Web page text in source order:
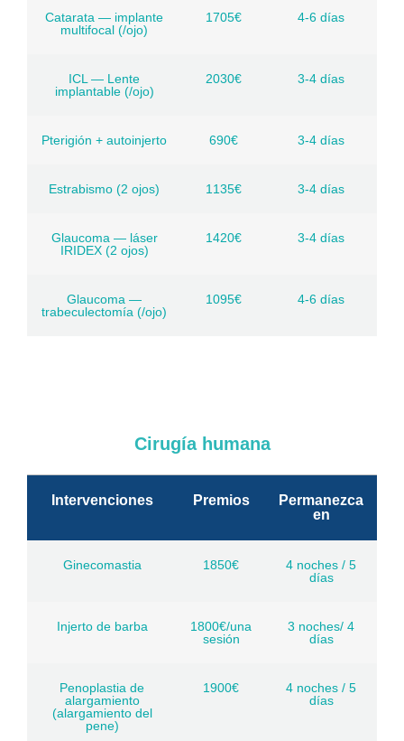
Catarata — implante
multifocal (/ojo)
1705€ 4-6 días
ICL — Lente
implantable (/ojo)
2030€ 3-4 días
Pterigión + autoinjerto 690€ 3-4 días
Estrabismo (2 ojos) 1135€ 3-4 días
Glaucoma — láser
IRIDEX (2 ojos)
1420€ 3-4 días
Glaucoma —
trabeculectomía (/ojo)
1095€ 4-6 días
Cirugía humana
Intervenciones Premios
Permanezca
en
Ginecomastia 1850€
4 noches / 5
días
Injerto de barba
1800€/una
sesión
3 noches/ 4
días
Penoplastia de
alargamiento
(alargamiento del
pene)
1900€
4 noches / 5
días